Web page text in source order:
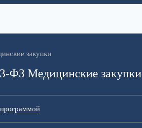
закупки
ФЗ Медицинские закупки